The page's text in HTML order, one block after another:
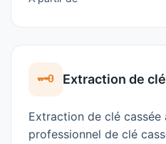
🗝️ Extraction de
Extraction de clé cassée
professionnel de clé